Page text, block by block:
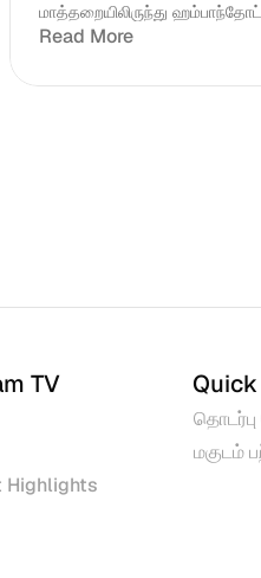
மாத்தறையிலிருந்து
Read More
TV
Highlights
மகுடம்